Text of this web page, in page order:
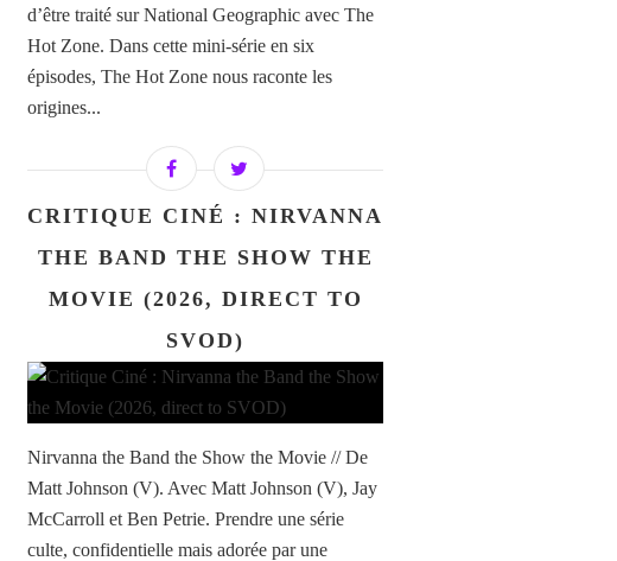
d’être traité sur National Geographic avec The
Hot Zone. Dans cette mini-série en six
épisodes, The Hot Zone nous raconte les
origines...
CRITIQUE CINÉ : NIRVANNA
THE BAND THE SHOW THE
MOVIE (2026, DIRECT TO
SVOD)
Nirvanna the Band the Show the Movie // De
Matt Johnson (V). Avec Matt Johnson (V), Jay
McCarroll et Ben Petrie. Prendre une série
culte, confidentielle mais adorée par une